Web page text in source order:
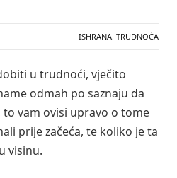
ISHRANA, TRUDNOĆA
u trudnoći, vječito
odmah po saznaju da
vam ovisi upravo o tome
prije začeća, te koliko je ta
visinu.